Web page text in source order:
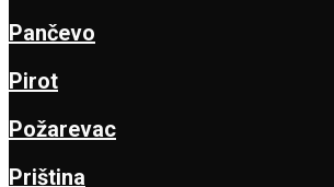
Pančevo
Pirot
Požarevac
Priština